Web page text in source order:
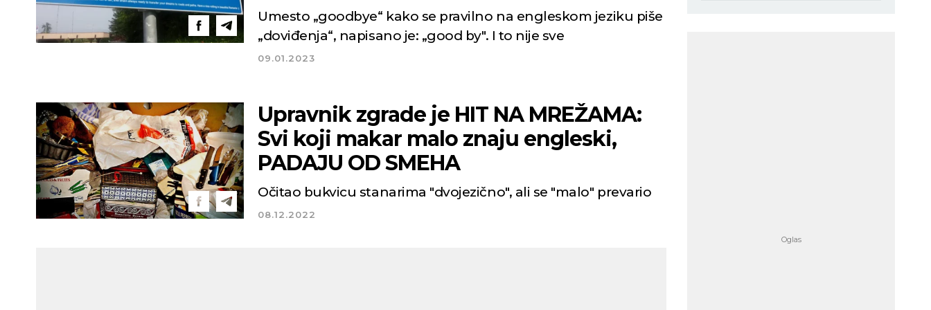
Umesto „goodbye“ kako se pravilno na engleskom jeziku piše
„doviđenja“, napisano je: „good by". I to nije sve
09.01.2023
Upravnik zgrade je HIT NA MREŽAMA:
Svi koji makar malo znaju engleski,
PADAJU OD SMEHA
Očitao bukvicu stanarima "dvojezično", ali se "malo" prevario
08.12.2022